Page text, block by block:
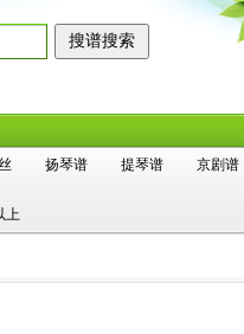
扬琴谱 提琴谱 京剧谱
上